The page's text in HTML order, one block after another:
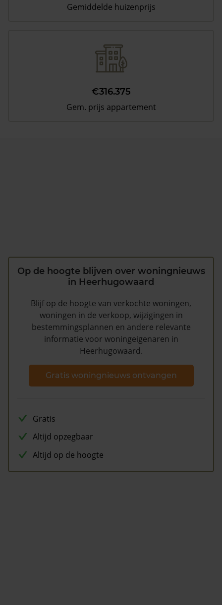
Gemiddelde huizenprijs
€316.375
Gem. prijs appartement
Op de hoogte blijven over woningnieuws
in Heerhugowaard
Blijf op de hoogte van verkochte woningen,
woningen in de verkoop, wijzigingen in
bestemmingsplannen en andere relevante
informatie voor woningeigenaren in
Heerhugowaard.
Gratis woningnieuws ontvangen
Gratis
Altijd opzegbaar
Altijd op de hoogte